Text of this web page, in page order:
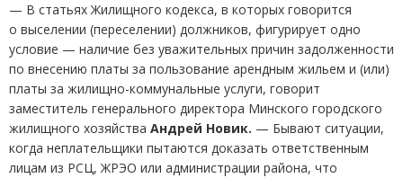
— В статьях Жилищного кодекса, в которых говорится
о выселении (переселении) должников, фигурирует одно
условие — наличие без уважительных причин задолженности
по внесению платы за пользование арендным жильем и (или)
платы за жилищно-коммунальные услуги, говорит
заместитель генерального директора Минского городского
жилищного хозяйства Андрей Новик. — Бывают ситуации,
когда неплательщики пытаются доказать ответственным
лицам из РСЦ, ЖРЭО или администрации района, что